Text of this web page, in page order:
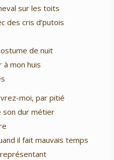
sur les toits
des cris d’putois
de nuit
à mon huis
moi, par pitié
son dur métier
il fait mauvais temps
représentant